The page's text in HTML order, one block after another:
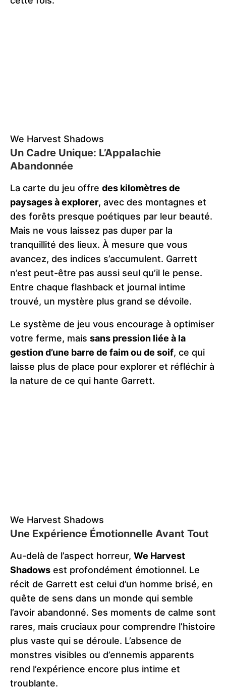
We Harvest Shadows
Un Cadre Unique: L’Appalachie
Abandonnée
La carte du jeu offre des kilomètres de
paysages à explorer, avec des montagnes et
des forêts presque poétiques par leur beauté.
Mais ne vous laissez pas duper par la
tranquillité des lieux. À mesure que vous
avancez, des indices s’accumulent. Garrett
n’est peut-être pas aussi seul qu’il le pense.
Entre chaque flashback et journal intime
trouvé, un mystère plus grand se dévoile​.
Le système de jeu vous encourage à optimiser
votre ferme, mais sans pression liée à la
gestion d’une barre de faim ou de soif, ce qui
laisse plus de place pour explorer et réfléchir à
la nature de ce qui hante Garrett​.
We Harvest Shadows
Une Expérience Émotionnelle Avant Tout
Au-delà de l’aspect horreur, We Harvest
Shadows est profondément émotionnel. Le
récit de Garrett est celui d’un homme brisé, en
quête de sens dans un monde qui semble
l’avoir abandonné. Ses moments de calme sont
rares, mais cruciaux pour comprendre l’histoire
plus vaste qui se déroule. L’absence de
monstres visibles ou d’ennemis apparents
rend l’expérience encore plus intime et
troublante.